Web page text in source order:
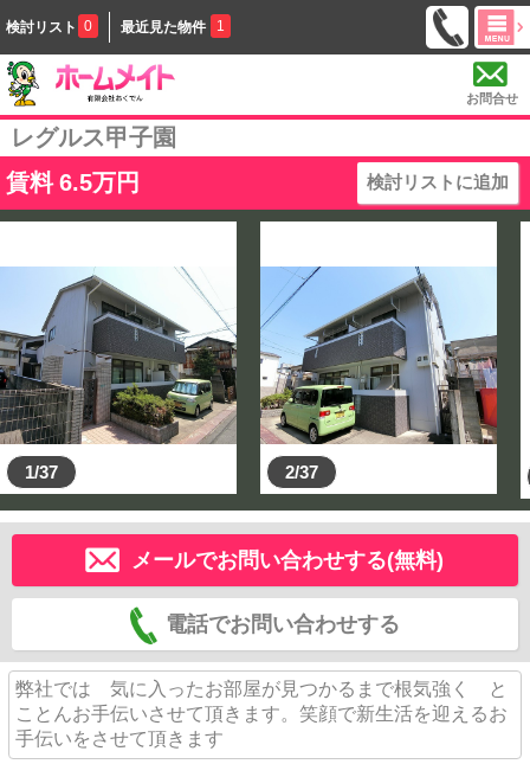
検討リスト 0 最近見た物件 1
お問合せ
レグルス甲子園
賃料 6.5万円 検討リストに追加
1/37 2/37
メールでお問い合わせする(無料)
電話でお問い合わせする
弊社では 気に入ったお部屋が見つかるまで根気強く と
ことんお手伝いさせて頂きます。笑顔で新生活を迎えるお
手伝いをさせて頂きます